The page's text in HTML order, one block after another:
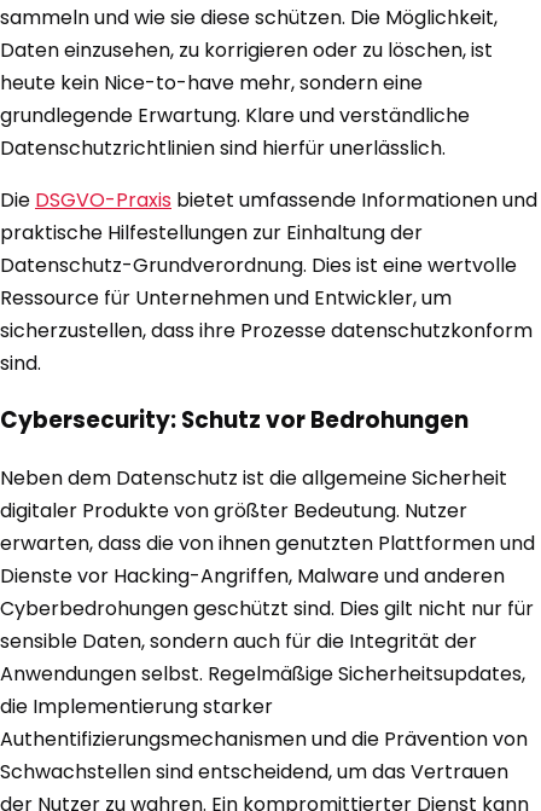
sammeln und wie sie diese schützen. Die Möglichkeit,
Daten einzusehen, zu korrigieren oder zu löschen, ist
heute kein Nice-to-have mehr, sondern eine
grundlegende Erwartung. Klare und verständliche
Datenschutzrichtlinien sind hierfür unerlässlich.
Die DSGVO-Praxis bietet umfassende Informationen und
praktische Hilfestellungen zur Einhaltung der
Datenschutz-Grundverordnung. Dies ist eine wertvolle
Ressource für Unternehmen und Entwickler, um
sicherzustellen, dass ihre Prozesse datenschutzkonform
sind.
Cybersecurity: Schutz vor Bedrohungen
Neben dem Datenschutz ist die allgemeine Sicherheit
digitaler Produkte von größter Bedeutung. Nutzer
erwarten, dass die von ihnen genutzten Plattformen und
Dienste vor Hacking-Angriffen, Malware und anderen
Cyberbedrohungen geschützt sind. Dies gilt nicht nur für
sensible Daten, sondern auch für die Integrität der
Anwendungen selbst. Regelmäßige Sicherheitsupdates,
die Implementierung starker
Authentifizierungsmechanismen und die Prävention von
Schwachstellen sind entscheidend, um das Vertrauen
der Nutzer zu wahren. Ein kompromittierter Dienst kann